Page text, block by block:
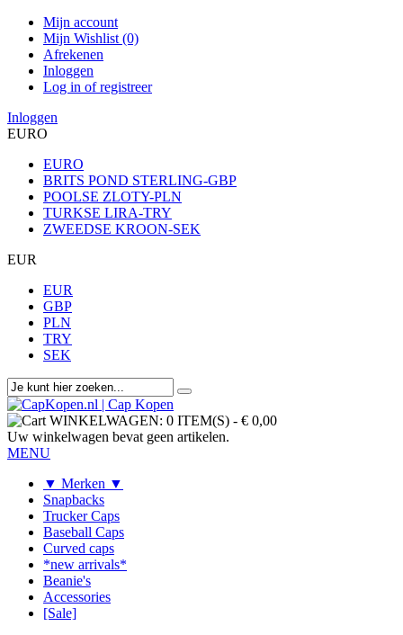
Mijn account
Mijn Wishlist (0)
Afrekenen
Inloggen
Log in of registreer
Inloggen
EURO
EURO
BRITS POND STERLING-GBP
POOLSE ZLOTY-PLN
TURKSE LIRA-TRY
ZWEEDSE KROON-SEK
EUR
EUR
GBP
PLN
TRY
SEK
WINKELWAGEN: 0 ITEM(S) - € 0,00
Uw winkelwagen bevat geen artikelen.
MENU
▼ Merken ▼
Snapbacks
Trucker Caps
Baseball Caps
Curved caps
*new arrivals*
Beanie's
Accessories
[Sale]